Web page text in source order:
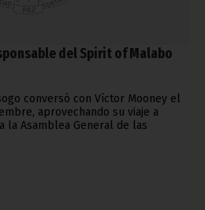
del Spirit of Malabo
conversó con Víctor Mooney el
aprovechando su viaje a
la Asamblea General de las